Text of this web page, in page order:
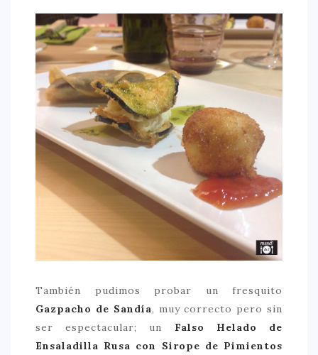
También pudimos probar un fresquito
Gazpacho de Sandía, muy correcto pero sin
ser espectacular; un Falso Helado de
Ensaladilla Rusa con Sirope de Pimientos